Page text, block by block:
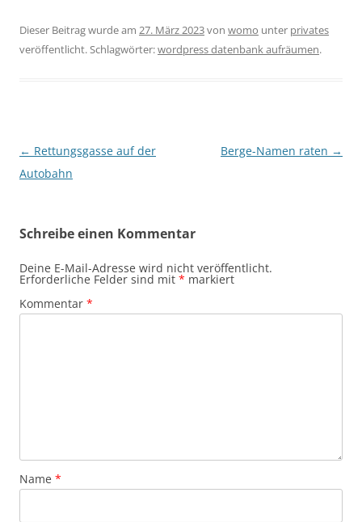
Dieser Beitrag wurde am 27. März 2023von womo unter privates
veröffentlicht. Schlagwörter:wordpress datenbank aufräumen.
Beitragsnavigation
← Rettungsgasse auf der
Autobahn
Berge-Namen raten →
Schreibe einen Kommentar
Deine E-Mail-Adresse wird nicht veröffentlicht.
Erforderliche Felder sind mit * markiert
Kommentar *
Name *